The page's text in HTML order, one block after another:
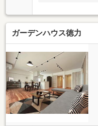
ガーデンハウス徳力